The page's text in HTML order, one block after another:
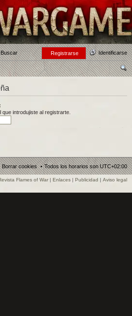
Buscar Identificarse
Registrarse
introdujiste al registrarte.
Todos los horarios sonUTC+02:00
Borrar cookies
Flames of War | Enlaces | Publicidad | Aviso legal